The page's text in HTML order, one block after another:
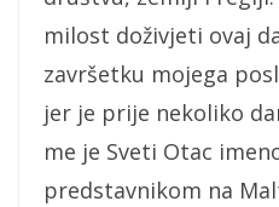
milost doživjeti ovaj
završetku mojega
jer je prije nekoliko
me je Sveti Otac
predstavnikom na